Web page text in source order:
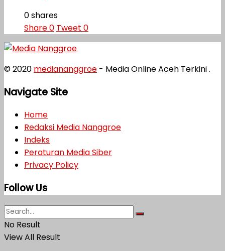
0 shares
Share0 Tweet 0
© 2020 mediananggroe - Media Online Aceh Terkini .
Navigate Site
Home
Redaksi Media Nanggroe
Indeks
Peraturan Media Siber
Privacy Policy
Follow Us
No Result
View All Result